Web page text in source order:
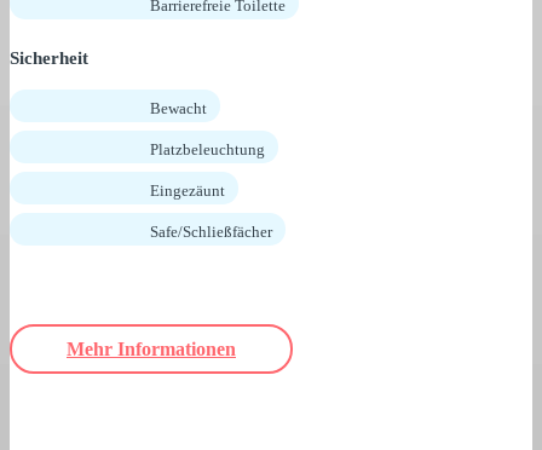
Barrierefreie Toilette
Sicherheit
Bewacht
Platzbeleuchtung
Eingezäunt
Safe/Schließfächer
Mehr Informationen